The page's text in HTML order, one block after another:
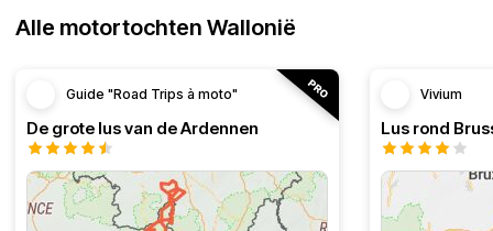
Alle motortochten Wallonië
Guide "Road Trips à moto"
De grote lus van de Ardennen
Vivium